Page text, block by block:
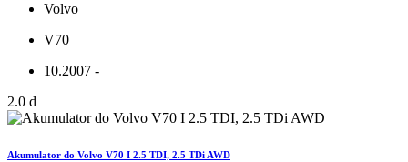
Volvo
V70
10.2007 -
2.0 d
Akumulator do Volvo V70 I 2.5 TDI, 2.5 TDi AWD